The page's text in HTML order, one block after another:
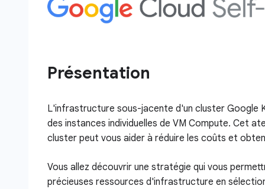
Présentation
L'infrastructure sous-jacente d'un cluster Google
des instances individuelles de VM Compute. Cet
cluster peut vous aider à réduire les coûts et
Vous allez découvrir une stratégie qui vous
précieuses ressources d'infrastructure en